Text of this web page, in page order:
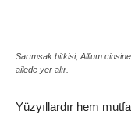
Sarımsak bitkisi, Allium
ailede yer alır.
Yüzyıllardır hem